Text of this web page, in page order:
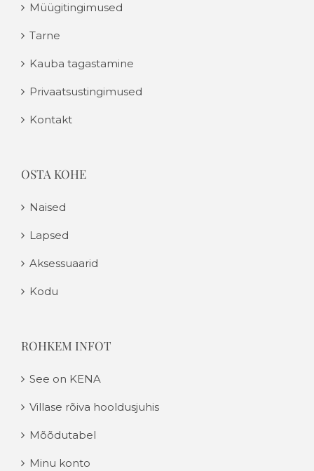
Müügitingimused
Tarne
Kauba tagastamine
Privaatsustingimused
Kontakt
OSTA KOHE
Naised
Lapsed
Aksessuaarid
Kodu
ROHKEM INFOT
See on KENA
Villase rõiva hooldusjuhis
Mõõdutabel
Minu konto